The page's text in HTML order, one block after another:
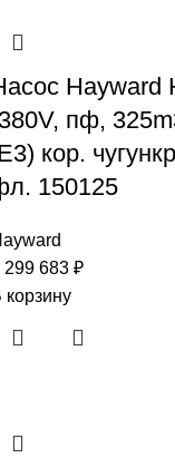
Hayward
пф,
кор.
150125
299 683 ₽
корзину